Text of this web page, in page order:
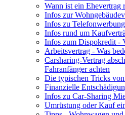
Wann ist ein Ehevertrag
Infos zur
Infos zu
Infos rund um
Infos zum Dispokredit -
Arbeitsvertrag - Was
Carsharing-Vertrag
Fahranfänger achten
Die typischen Tricks
Finanzielle
Infos zu Car-Sharing
Umrüstung oder Kauf